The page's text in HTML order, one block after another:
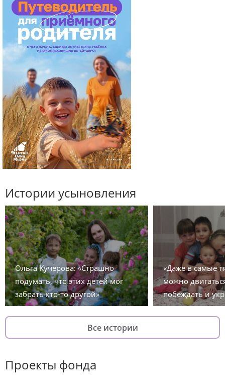
Истории усыновления
Ольга Кучерова: «Страшно
подумать, что этих детей мог
забрать кто-то другой»
«Даже в самые
можно
побеждать и
Все истории
Проекты фонда